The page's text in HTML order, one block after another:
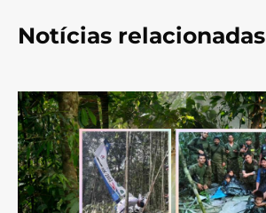
Notícias relacionadas